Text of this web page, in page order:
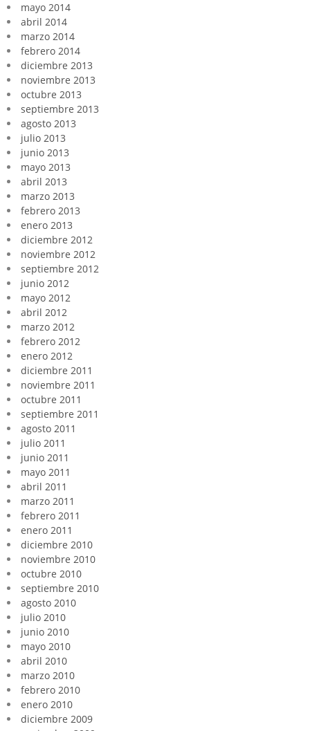
mayo 2014
abril 2014
marzo 2014
febrero 2014
diciembre 2013
noviembre 2013
octubre 2013
septiembre 2013
agosto 2013
julio 2013
junio 2013
mayo 2013
abril 2013
marzo 2013
febrero 2013
enero 2013
diciembre 2012
noviembre 2012
septiembre 2012
junio 2012
mayo 2012
abril 2012
marzo 2012
febrero 2012
enero 2012
diciembre 2011
noviembre 2011
octubre 2011
septiembre 2011
agosto 2011
julio 2011
junio 2011
mayo 2011
abril 2011
marzo 2011
febrero 2011
enero 2011
diciembre 2010
noviembre 2010
octubre 2010
septiembre 2010
agosto 2010
julio 2010
junio 2010
mayo 2010
abril 2010
marzo 2010
febrero 2010
enero 2010
diciembre 2009